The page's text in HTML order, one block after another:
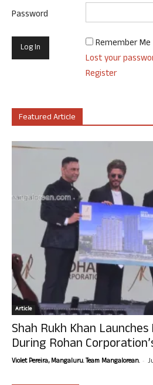
Password
Remember Me
Lost your
Register
Featured Article
Article
Shah Rukh Khan
During Rohan
Violet Pereira, Mangaluru. Team Mangalorean. -